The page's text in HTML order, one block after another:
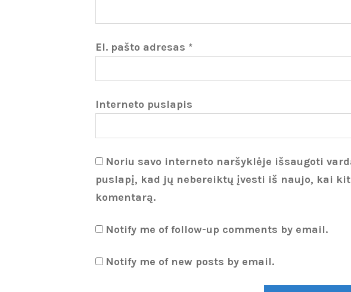
El. pašto adresas *
Interneto puslapis
Noriu savo interneto naršyklėje išsaugoti
puslapį, kad jų nebereiktų įvesti iš naujo, kai
komentarą.
Notify me of follow-up comments by email.
Notify me of new posts by email.